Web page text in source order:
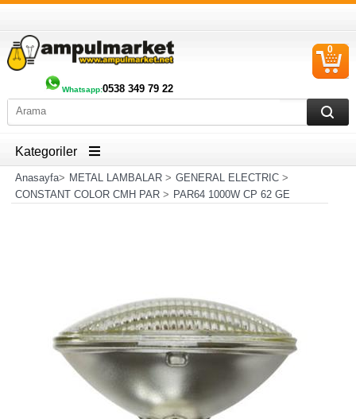
Whatsapp:0538 349 79 22
0
Kategoriler
Anasayfa> METAL LAMBALAR> GENERAL ELECTRIC>
CONSTANT COLOR CMH PAR> PAR64 1000W CP 62 GE